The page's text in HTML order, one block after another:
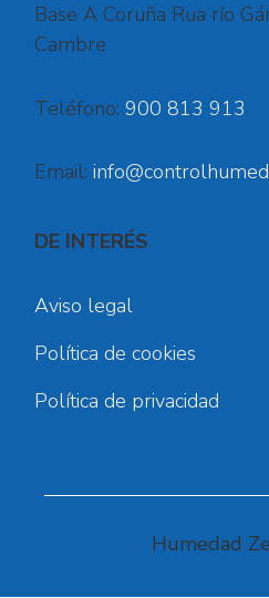
Base A Coruña Rua río
Cambre
Teléfono: 900 813 913
Email:
DE INTERÉS
Aviso legal
Política de cookies
Política de privacidad
Humedad